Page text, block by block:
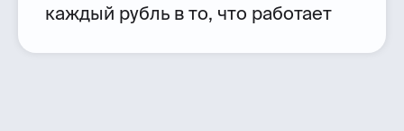
каждый рубль в то, что работает